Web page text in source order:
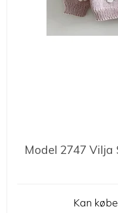
Model 2747 Vilja
Kan